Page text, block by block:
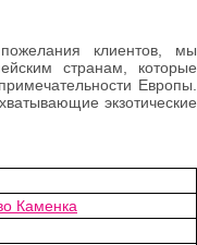
клиентов, мы
странам, которые
Европы.
экзотические
Каменка